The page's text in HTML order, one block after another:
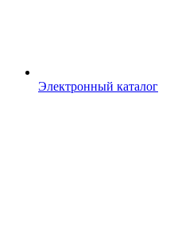
Электронный каталог